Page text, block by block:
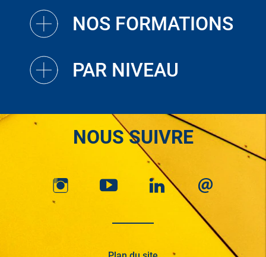
NOS FORMATIONS
PAR NIVEAU
NOUS SUIVRE